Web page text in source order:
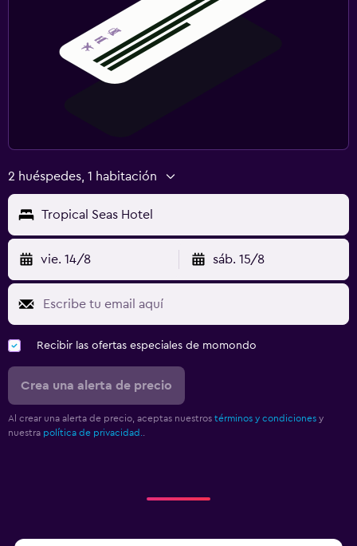
2 huéspedes, 1 habitación
Tropical Seas Hotel
vie. 14/8 sáb. 15/8
Recibir las ofertas especiales de momondo
Crea una alerta de precio
Al crear una alerta de precio, aceptas nuestros términos y condiciones y
nuestra política de privacidad.